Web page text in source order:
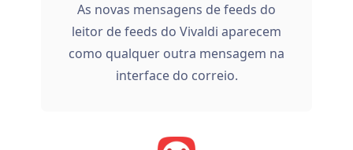
As novas mensagens de feeds do
leitor de feeds do Vivaldi aparecem
como qualquer outra mensagem na
interface do correio.